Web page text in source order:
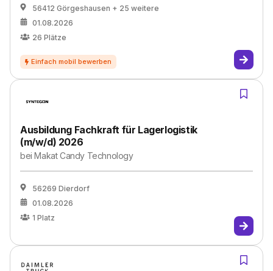
56412 Görgeshausen + 25 weitere
01.08.2026
26 Plätze
Ausbildung Fachkraft für Lagerlogistik
(m/w/d) 2026
beiMakat Candy Technology
56269 Dierdorf
01.08.2026
1 Platz